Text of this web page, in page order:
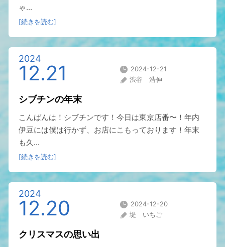
ゃ...
[続きを読む]
2024
12.21
2024-12-21
渋谷 浩伸
シブチンの年末
こんばんは！シブチンです！今日は東京店番〜！年内
伊豆には僕は行かず、お店にこもっております！年末
も久...
[続きを読む]
2024
12.20
2024-12-20
堤 いちご
クリスマスの思い出